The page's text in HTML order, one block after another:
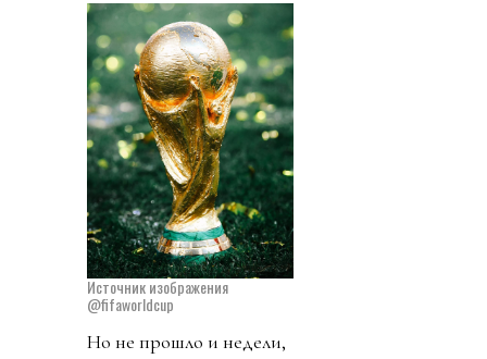
Источник изображения
@fifaworldcup
Но не прошло и недели,